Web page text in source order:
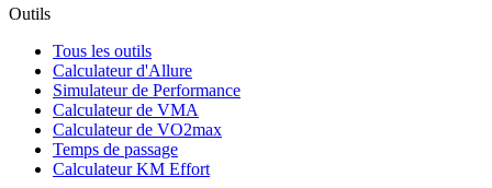
Outils
Tous les outils
Calculateur d'Allure
Simulateur de Performance
Calculateur de VMA
Calculateur de VO2max
Temps de passage
Calculateur KM Effort